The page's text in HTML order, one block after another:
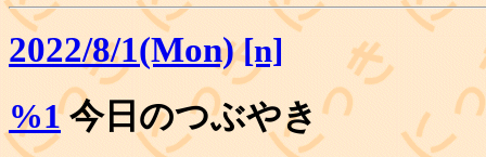
2022/8/1(Mon) [n]
%1今日のつぶやき